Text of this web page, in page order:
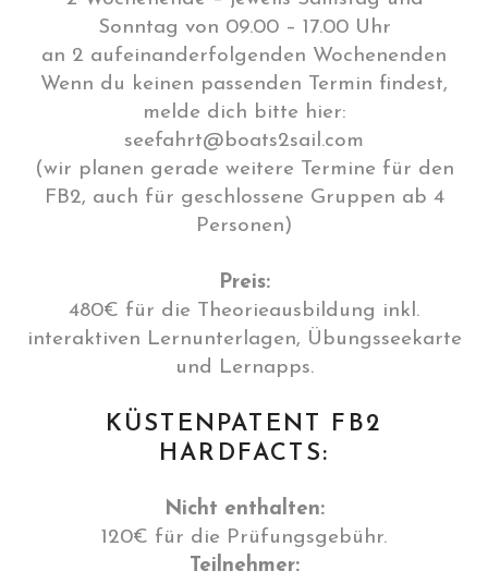
Sonntag von 09.00 – 17.00 Uhr
an 2 aufeinanderfolgenden Wochenenden
Wenn du keinen passenden Termin findest,
melde dich bitte hier:
seefahrt@boats2sail.com
(wir planen gerade weitere Termine für den
FB2, auch für geschlossene Gruppen ab 4
Personen)
Preis:
480€ für die Theorieausbildung inkl.
interaktiven Lernunterlagen, Übungsseekarte
und Lernapps.
KÜSTENPATENT FB2
HARDFACTS:
Nicht enthalten:
120€ für die Prüfungsgebühr.
Teilnehmer: